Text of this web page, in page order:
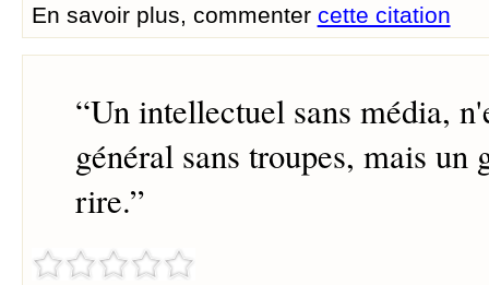
En savoir plus, commenter cette citation
“Un intellectuel sans média,
général sans troupes, mais un
rire.”